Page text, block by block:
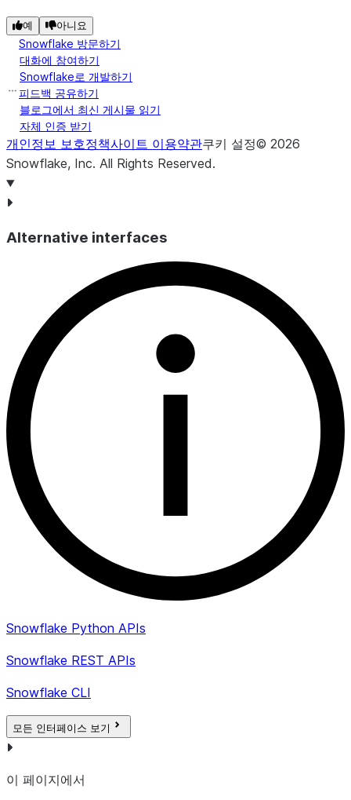
TOTAL_INPUT_TOKENS
TOTAL_OUTPUT_TOKENS
LLM_CALL_COUNT INT
에이전트 또는
수를 계산합니
예 아니요
Snowflake 방문하기
대화에 참여하기
Snowflake로 개발하기
피드백 공유하기
블로그에서 최신 게시물 읽기
자체 인증 받기
개인정보 보호정책사이트 이용약관쿠키 설정© 2026
Snowflake, Inc. All Rights Reserved.
Alternative interfaces
Snowflake Python APIs
Snowflake REST APIs
Snowflake CLI
모든 인터페이스 보기
이 페이지에서